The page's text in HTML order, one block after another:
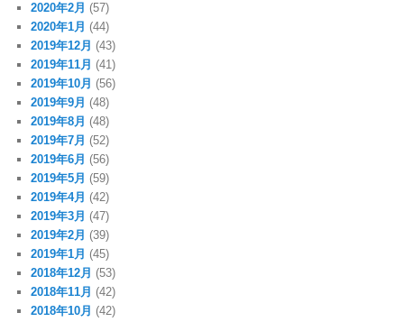
2020年2月 (57)
2020年1月 (44)
2019年12月 (43)
2019年11月 (41)
2019年10月 (56)
2019年9月 (48)
2019年8月 (48)
2019年7月 (52)
2019年6月 (56)
2019年5月 (59)
2019年4月 (42)
2019年3月 (47)
2019年2月 (39)
2019年1月 (45)
2018年12月 (53)
2018年11月 (42)
2018年10月 (42)